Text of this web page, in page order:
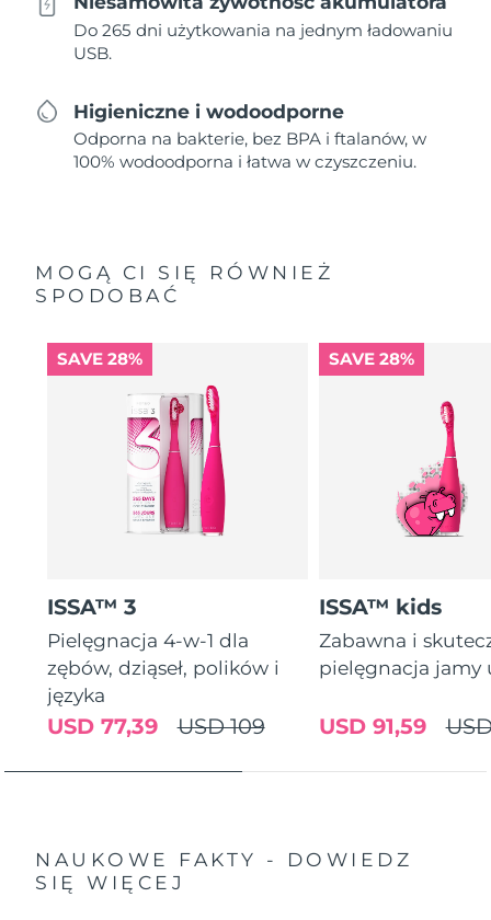
Do 265 dni użytkowania na jednym ładowaniu
USB.
Higieniczne i wodoodporne
Odporna na bakterie, bez BPA i ftalanów, w
100% wodoodporna i łatwa w czyszczeniu.
MOGĄ CI SIĘ RÓWNIEŻ
SPODOBAĆ
SAVE 28%
ISSA™ 3
Pielęgnacja 4-w-1 dla
zębów, dziąseł, polików i
języka
USD 109
USD 77,39
SAVE 28%
ISSA™ kids
Zabawna i
pielęgnacja jamy
USD 91,59
NAUKOWE FAKTY - DOWIEDZ
SIĘ WIĘCEJ